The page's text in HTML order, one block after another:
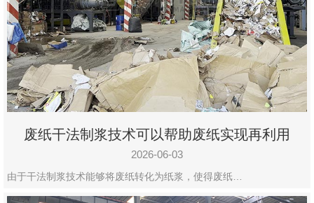
废纸干法制浆技术可以帮助废纸实现再利用
2026-06-03
由于干法制浆技术能够将废纸转化为纸浆，使得废纸…